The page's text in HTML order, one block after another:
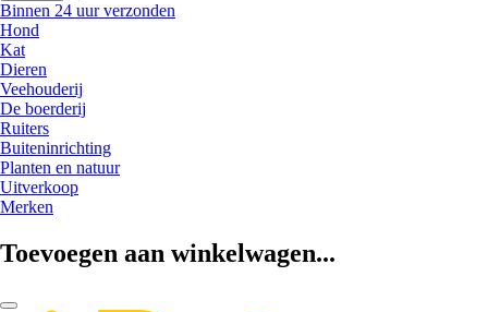
Binnen 24 uur verzonden
Hond
Kat
Dieren
Veehouderij
De boerderij
Ruiters
Buiteninrichting
Planten en natuur
Uitverkoop
Merken
Toevoegen aan winkelwagen...